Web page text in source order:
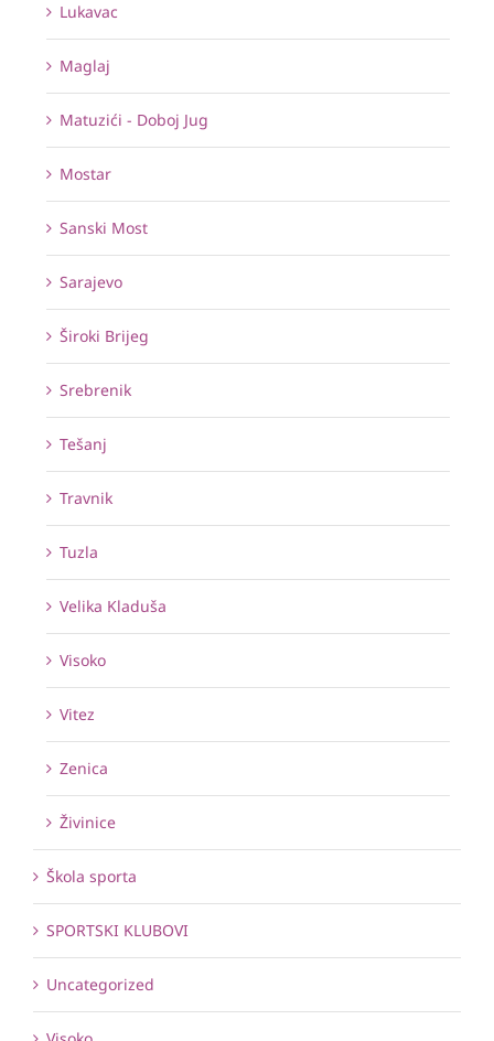
Lukavac
Maglaj
Matuzići - Doboj Jug
Mostar
Sanski Most
Sarajevo
Široki Brijeg
Srebrenik
Tešanj
Travnik
Tuzla
Velika Kladuša
Visoko
Vitez
Zenica
Živinice
Škola sporta
SPORTSKI KLUBOVI
Uncategorized